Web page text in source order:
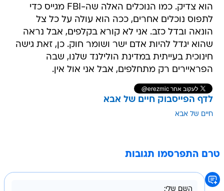
הוא צדיק. כמו הנוכלים האלה שה-FBI מגייס כדי
לתפוס נוכלים אחרים, ככה הוא עולה על כל צל
הונאה ובדל כזב. אני לא קורא בקלפים, אבל נראה
שהוא יגדל להיות אדם ישר ושומר חוק. כן, זאת גישה
חינוכית בעייתית במדינת הולילנד שלנו, שבה
הפראיירים רק מתחלפים, אבל אני אול אין.
לדף הפייסבוק חיים של אבא
חיים של אבא
טרם התפרסמו תגובות